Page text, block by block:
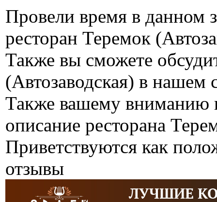
Провели время в данном
ресторан Теремок
Также вы сможете
(Автозаводская) в
Также вашему вниманию
описание ресторана
Приветствуются как
отзывы